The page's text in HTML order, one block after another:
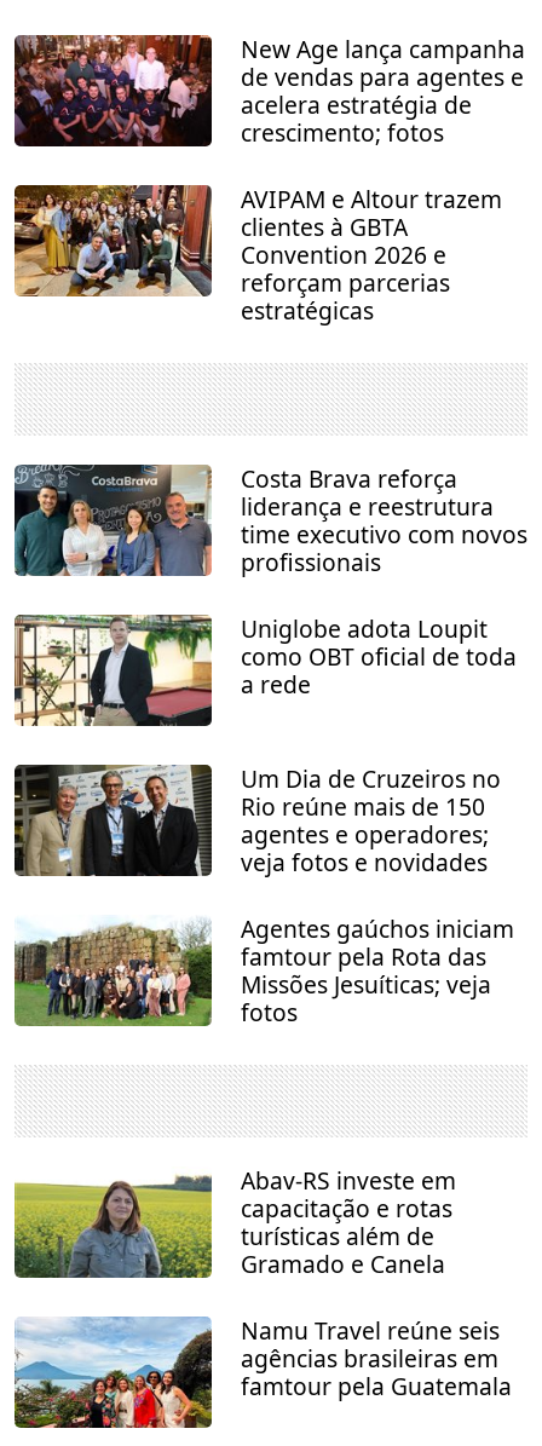
New Age lança campanha
de vendas para agentes e
acelera estratégia de
crescimento; fotos
AVIPAM e Altour trazem
clientes à GBTA
Convention 2026 e
reforçam parcerias
estratégicas
Costa Brava reforça
liderança e reestrutura
time executivo com novos
profissionais
Uniglobe adota Loupit
como OBT oficial de toda
a rede
Um Dia de Cruzeiros no
Rio reúne mais de 150
agentes e operadores;
veja fotos e novidades
Agentes gaúchos iniciam
famtour pela Rota das
Missões Jesuíticas; veja
fotos
Abav-RS investe em
capacitação e rotas
turísticas além de
Gramado e Canela
Namu Travel reúne seis
agências brasileiras em
famtour pela Guatemala